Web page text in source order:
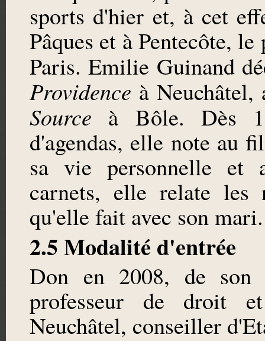
sports d'hier et, à cet
Pâques et à Pentecôte,
Paris. Emilie Guinand
Providence à
Source à Bôle. Dès
d'agendas, elle note au
sa vie personnelle et
carnets, elle relate les
qu'elle fait avec son mari.
2.5 Modalité d'entrée
Don en 2008, de
professeur de droit
Neuchâtel, conseiller